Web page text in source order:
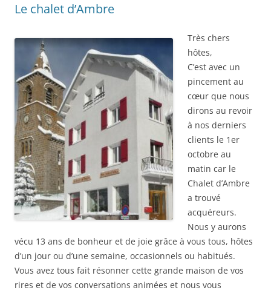
Le chalet d’Ambre
Très chers
hôtes,
C’est avec un
pincement au
cœur que nous
dirons au revoir
à nos derniers
clients le 1er
octobre au
matin car le
Chalet d’Ambre
a trouvé
acquéreurs.
Nous y aurons
vécu 13 ans de bonheur et de joie grâce à vous tous, hôtes
d’un jour ou d’une semaine, occasionnels ou habitués.
Vous avez tous fait résonner cette grande maison de vos
rires et de vos conversations animées et nous vous